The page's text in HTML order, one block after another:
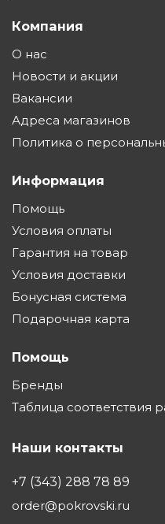
Компания
О нас
Новости и акции
Вакансии
Адреса магазинов
Политика о
Информация
Помощь
Условия оплаты
Гарантия на товар
Условия доставки
Бонусная система
Подарочная карта
Помощь
Бренды
Таблица соответствия
Наши контакты
+7 (343) 288 78 89
order@pokrovski.ru